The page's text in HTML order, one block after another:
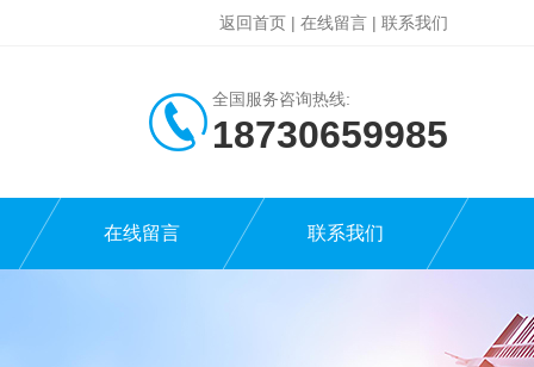
返回首页 | 在线留言 | 联系我们
全国服务咨询热线:
18730659985
在线留言 联系我们